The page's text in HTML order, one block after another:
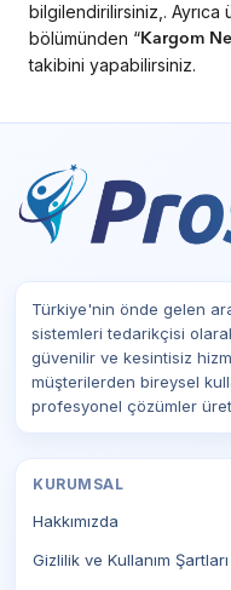
bilgilendirilirsiniz,.
bölümünden “Kargom
takibini yapabilirsiniz.
Türkiye'nin önde gelen
sistemleri tedarikçisi
güvenilir ve kesintisiz
müşterilerden bireysel
profesyonel çözümler
KURUMSAL
Hakkımızda
Gizlilik ve Kullanım Şartları